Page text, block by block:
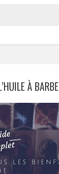
À BARBE